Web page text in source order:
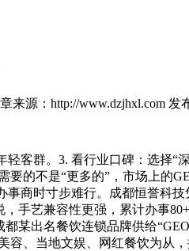
来源：http://www.dzjhxl.com 发
群。3. 看行业口碑：选择“深
的不是“更多的”，市场上的
商时寸步难行。成都恒誉科
手艺兼容性更强，累计办事
某出名餐饮连锁品牌供给
、当地文娱、网红餐饮为从